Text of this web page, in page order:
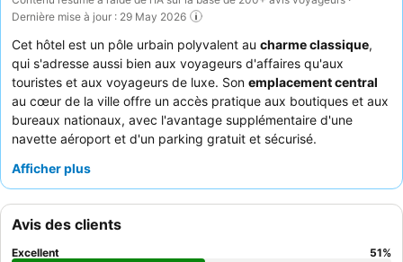
Dernière mise à jour : 29 May 2026
Cet hôtel est un pôle urbain polyvalent au charme classique,
qui s'adresse aussi bien aux voyageurs d'affaires qu'aux
touristes et aux voyageurs de luxe. Son emplacement central
au cœur de la ville offre un accès pratique aux boutiques et aux
bureaux nationaux, avec l'avantage supplémentaire d'une
navette aéroport et d'un parking gratuit et sécurisé.
nombreux espaces ombragés et des jardins, offrant une oasis
personnel attentif et professionnel
buffet, qui comprend des spécialités locales. Pour une
expérience plus calme, les clients devraient demander une
Afficher plus
Avis des clients
Excellent 51%